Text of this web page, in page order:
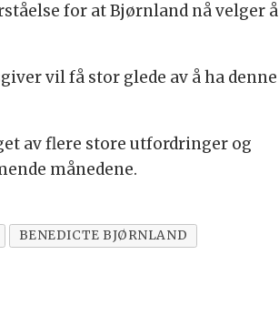
for at Bjørnland nå velger å
vil få stor glede av å ha denne
av flere store utfordringer og
månedene.
BENEDICTE BJØRNLAND